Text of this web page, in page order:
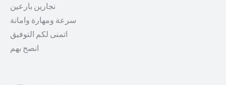
نجارين بارعين
سرعة ومهارة وامانة
اتمنى لكم التوفيق
انصح بهم